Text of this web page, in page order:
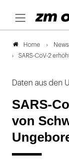
Home
News
SARS-CoV-2
Daten aus den
SARS-
von